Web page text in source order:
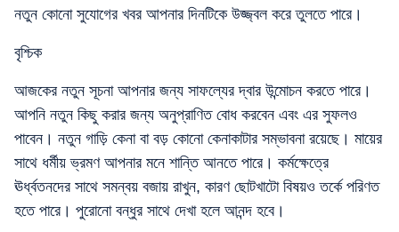
নতুন কোনো সুযোগের খবর আপনার দিনটিকে উজ্জ্বল করে তুলতে পারে।
বৃশ্চিক
আজকের নতুন সূচনা আপনার জন্য সাফল্যের দ্বার উন্মোচন করতে পারে।
আপনি নতুন কিছু করার জন্য অনুপ্রাণিত বোধ করবেন এবং এর সুফলও
পাবেন। নতুন গাড়ি কেনা বা বড় কোনো কেনাকাটার সম্ভাবনা রয়েছে। মায়ের
সাথে ধর্মীয় ভ্রমণ আপনার মনে শান্তি আনতে পারে। কর্মক্ষেত্রে
ঊর্ধ্বতনদের সাথে সমন্বয় বজায় রাখুন, কারণ ছোটখাটো বিষয়ও তর্কে পরিণত
হতে পারে। পুরোনো বন্ধুর সাথে দেখা হলে আনন্দ হবে।